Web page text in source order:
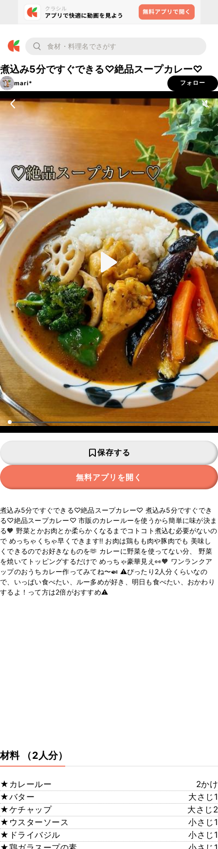
煮込み5分ですぐできる♡絶品スープカレー♡
mari* フォロー
保存する
無料アプリを開く
煮込み5分ですぐできる♡絶品スープカレー♡ 煮込み5分ですぐでき
る♡絶品スープカレー♡ 市販のカレールーを使うから簡単に味が決ま
る🧡 野菜とかお肉とか柔らかくなるまでコトコト煮込む必要がないの
で めっちゃくちゃ早くできます‼️ お肉は鶏もも肉や豚肉でも 美味し
くできるのでお好きなものを🫶 カレーに野菜を使ってない分、 野菜
を焼いてトッピングするだけで めっちゃ豪華見え👀🧡 ワンランクア
ップのおうちカレー作ってみてね〜🍛 ⚠️ぴったり2人分くらいなの
で、いっぱい食べたい、ルー多めが好き、明日も食べたい、おかわり
するよ！って方は2倍がおすすめ⚠️
材料 （2人分）
★カレールー
2かけ
★バター
大さじ1
★ケチャップ
大さじ2
★ウスターソース
小さじ1
★ドライバジル
小さじ1